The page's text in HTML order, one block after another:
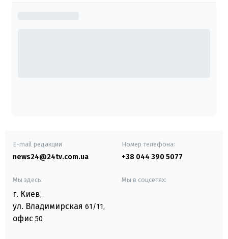
E-mail редакции
news24@24tv.com.ua
Номер телефона:
+38 044 390 5077
Мы здесь:
г. Киев,
ул. Владимирская 61/11,
офис 50
Мы в соцсетях: